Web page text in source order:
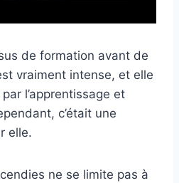
de formation avant de
vraiment intense, et elle
l’apprentissage et
c’était une
elle.
ne se limite pas à